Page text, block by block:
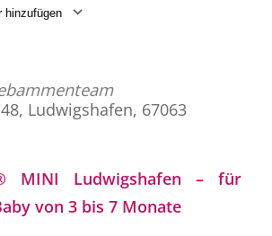
hinzufügen
Ludwigshafen, 67063
MINI Ludwigshafen – für
von 3 bis 7 Monate